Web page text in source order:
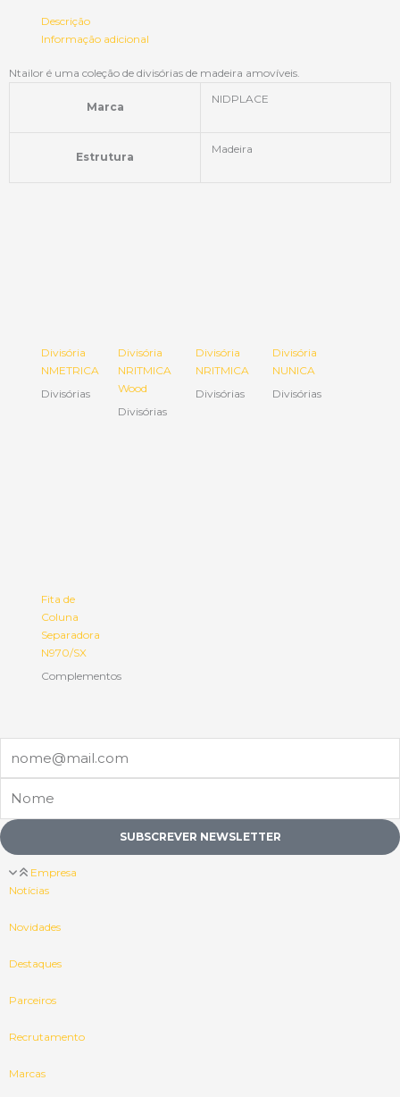
Descrição
Informação adicional
Ntailor é uma coleção de divisórias de madeira amovíveis.
Marca
NIDPLACE
Estrutura
Madeira
Divisória
NMETRICA
Divisórias
Divisória
NRITMICA
Wood
Divisórias
Divisória
NRITMICA
Divisórias
Divisória
NUNICA
Divisórias
Fita de
Coluna
Separadora
N970/SX
Complementos
SUBSCREVER NEWSLETTER
Empresa
Notícias
Novidades
Destaques
Parceiros
Recrutamento
Marcas